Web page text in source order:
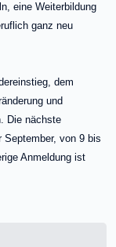
eine Weiterbildung
ganz neu
dem
und
Die nächste
September, von 9 bis
Anmeldung ist